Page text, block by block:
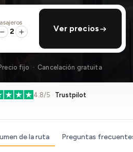
hotel, ...hotel, ...
· 01:45 PM
regreso
2 Ver precios
fijo · Cancelación gratuita
4.8/5 · Trustpilot
de la ruta Preguntas